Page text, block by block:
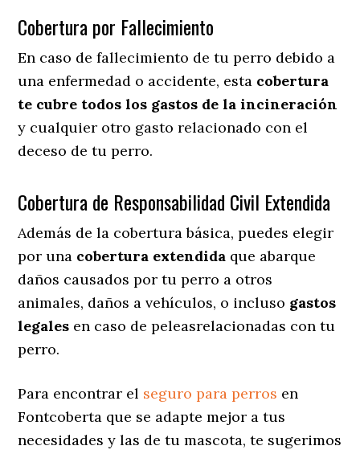
Cobertura por Fallecimiento
En caso de fallecimiento de tu perro debido a
una enfermedad o accidente, esta cobertura
te cubre todos los gastos de la incineración
y cualquier otro gasto relacionado con el
deceso de tu perro.
Cobertura de Responsabilidad Civil Extendida
Además de la cobertura básica, puedes elegir
por una cobertura extendida que abarque
daños causados por tu perro a otros
animales, daños a vehículos, o incluso gastos
legales en caso de peleasrelacionadas con tu
perro.
Para encontrar el seguro para perros en
Fontcoberta que se adapte mejor a tus
necesidades y las de tu mascota, te sugerimos